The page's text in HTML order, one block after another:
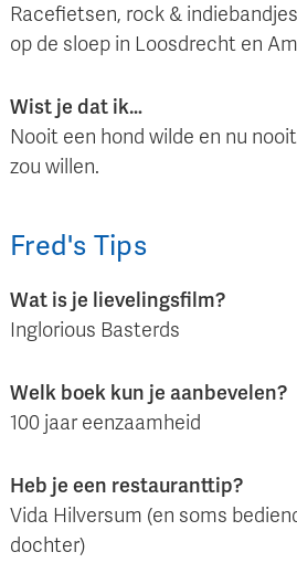
Racefietsen, rock &
op de sloep in Loosdrecht en
Wist je dat ik…
Nooit een hond wilde en nu
zou willen.
Fred's Tips
Wat is je lievelingsfilm?
Inglorious Basterds
Welk boek kun je aanbevelen?
100 jaar eenzaamheid
Heb je een restauranttip?
Vida Hilversum (en soms
dochter)